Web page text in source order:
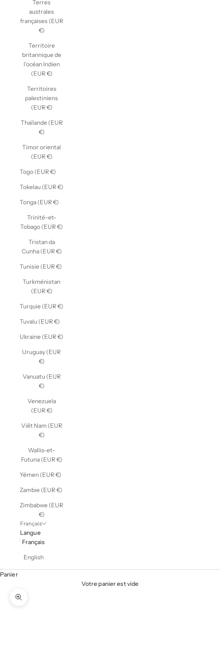
Terres
australes
françaises (EUR
€)
Territoire
britannique de
l’océan Indien
(EUR €)
Territoires
palestiniens
(EUR €)
Thaïlande (EUR
€)
Timor oriental
(EUR €)
Togo (EUR €)
Tokelau (EUR €)
Tonga (EUR €)
Trinité-et-
Tobago (EUR €)
Tristan da
Cunha (EUR €)
Tunisie (EUR €)
Turkménistan
(EUR €)
Turquie (EUR €)
Tuvalu (EUR €)
Ukraine (EUR €)
Uruguay (EUR
€)
Vanuatu (EUR
€)
Venezuela
(EUR €)
Viêt Nam (EUR
€)
Wallis-et-
Futuna (EUR €)
Yémen (EUR €)
Zambie (EUR €)
Zimbabwe (EUR
€)
Français
Langue
Français
English
Panier
Votre panier est vide
Zoomer sur l'image